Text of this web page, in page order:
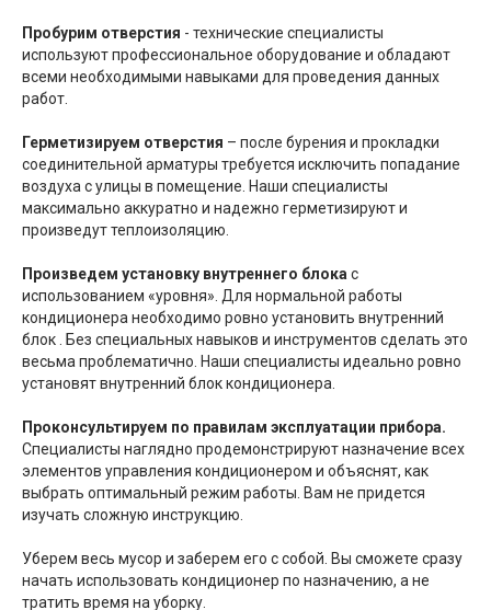
Пробурим отверстия - технические специалисты
используют профессиональное оборудование и обладают
всеми необходимыми навыками для проведения данных
работ.
Герметизируем отверстия – после бурения и прокладки
соединительной арматуры требуется исключить попадание
воздуха с улицы в помещение. Наши специалисты
максимально аккуратно и надежно герметизируют и
произведут теплоизоляцию.
Произведем установку внутреннего блока с
использованием «уровня». Для нормальной работы
кондиционера необходимо ровно установить внутренний
блок . Без специальных навыков и инструментов сделать это
весьма проблематично. Наши специалисты идеально ровно
установят внутренний блок кондиционера.
Проконсультируем по правилам эксплуатации прибора.
Специалисты наглядно продемонстрируют назначение всех
элементов управления кондиционером и объяснят, как
выбрать оптимальный режим работы. Вам не придется
изучать сложную инструкцию.
Уберем весь мусор и заберем его с собой. Вы сможете сразу
начать использовать кондиционер по назначению, а не
тратить время на уборку.